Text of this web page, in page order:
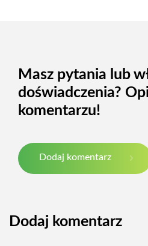
Masz pytania lub
doświadczenia?
komentarzu!
Dodaj komentarz
Dodaj komentarz